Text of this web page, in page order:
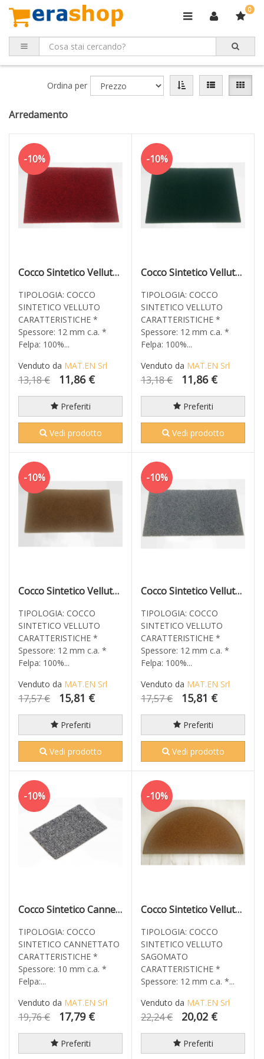
0
Ordina per
Arredamento
-10%
Cocco Sintetico Velluto Rosso 60x40
TIPOLOGIA: COCCO
SINTETICO VELLUTO
CARATTERISTICHE *
Spessore: 12 mm c.a. *
Felpa: 100%...
Venduto da MAT.EN Srl
13,18 € 11,86 €
Preferiti
Vedi prodotto
-10%
Cocco Sintetico Velluto Verde 60x40
TIPOLOGIA: COCCO
SINTETICO VELLUTO
CARATTERISTICHE *
Spessore: 12 mm c.a. *
Felpa: 100%...
Venduto da MAT.EN Srl
13,18 € 11,86 €
Preferiti
Vedi prodotto
-10%
Cocco Sintetico Velluto Cocco 80x40
TIPOLOGIA: COCCO
SINTETICO VELLUTO
CARATTERISTICHE *
Spessore: 12 mm c.a. *
Felpa: 100%...
Venduto da MAT.EN Srl
17,57 € 15,81 €
Preferiti
Vedi prodotto
-10%
Cocco Sintetico Velluto Grigio 80x40
TIPOLOGIA: COCCO
SINTETICO VELLUTO
CARATTERISTICHE *
Spessore: 12 mm c.a. *
Felpa: 100%...
Venduto da MAT.EN Srl
17,57 € 15,81 €
Preferiti
Vedi prodotto
-10%
Cocco Sintetico Cannettato Grigio 90x60
TIPOLOGIA: COCCO
SINTETICO CANNETTATO
CARATTERISTICHE *
Spessore: 10 mm c.a. *
Felpa:...
Venduto da MAT.EN Srl
19,76 € 17,79 €
Preferiti
-10%
Cocco Sintetico Velluto Sagomato 90x45
TIPOLOGIA: COCCO
SINTETICO VELLUTO
SAGOMATO
CARATTERISTICHE *
Spessore: 12 mm c.a. *...
Venduto da MAT.EN Srl
22,24 € 20,02 €
Preferiti